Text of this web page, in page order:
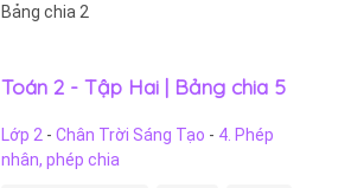
Bảng chia 2
Toán 2 - Tập Hai | Bảng chia 5
Lớp 2 - Chân Trời Sáng Tạo - 4. Phép
nhân, phép chia